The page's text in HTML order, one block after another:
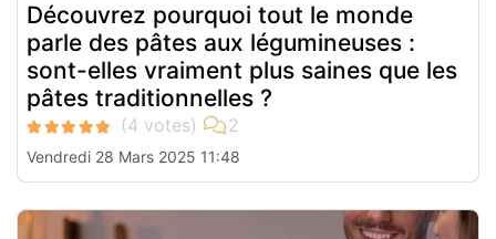
Découvrez pourquoi tout le monde
parle des pâtes aux légumineuses :
sont-elles vraiment plus saines que les
pâtes traditionnelles ?
Vendredi 28 Mars 2025 11:48